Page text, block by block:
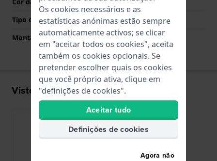
Tipo de montagem
Pinos em aço
Montagem Reta
Não
Visto recentemente
Os cookies necessários e as
estatísticas anónimas estão sempre
automaticamente activos; se clicar
em "aceitar todos os cookies", aceita
também os cookies opcionais. Se
pretender escolher quais os cookies
que você próprio ativa, clique em
"definições de cookies".
Aceitar tudo
Definições de cookies
Agora não